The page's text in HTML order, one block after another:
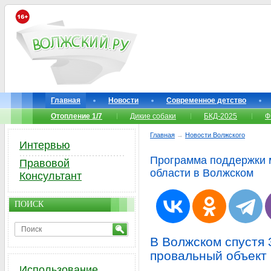
Главная Новости
Современное детство
Отопление 1/7
Дикие собаки БКД-2025
Главная → Новости Волжского
Программа поддержки
области в Волжском
В Волжском спустя
провальный объект
Интервью
Правовой
Консультант
ПОИСК